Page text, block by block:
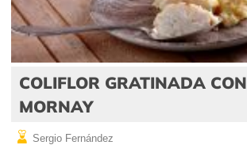
COLIFLOR GRATINADA CON
MORNAY
Sergio Fernández